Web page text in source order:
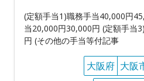
(定額手当1)職務手当40,000円
当20,000円30,000円 (定額手当
円 (その他の手当等付記事
大阪府 大阪